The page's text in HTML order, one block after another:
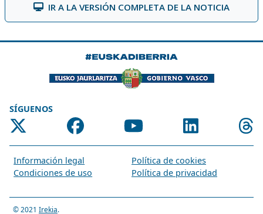
IR A LA VERSIÓN COMPLETA DE LA NOTICIA
SÍGUENOS
Información legal
Política de cookies
Condiciones de uso
Política de privacidad
© 2021 Irekia.